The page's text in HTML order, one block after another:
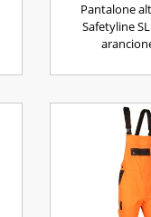
Pantalone
Safetyline